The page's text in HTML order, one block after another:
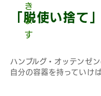
「脱使い捨て
ハンブルグ・オッテン
自分の容器を持っていけ